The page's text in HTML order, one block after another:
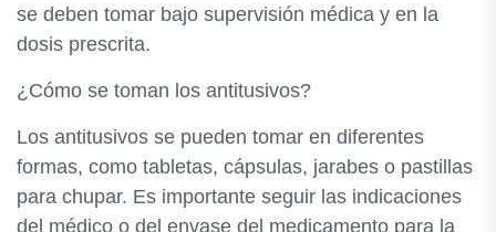
se deben tomar bajo supervisión médica y en la
dosis prescrita.
¿Cómo se toman los antitusivos?
Los antitusivos se pueden tomar en diferentes
formas, como tabletas, cápsulas, jarabes o pastillas
para chupar. Es importante seguir las indicaciones
del médico o del envase del medicamento para la